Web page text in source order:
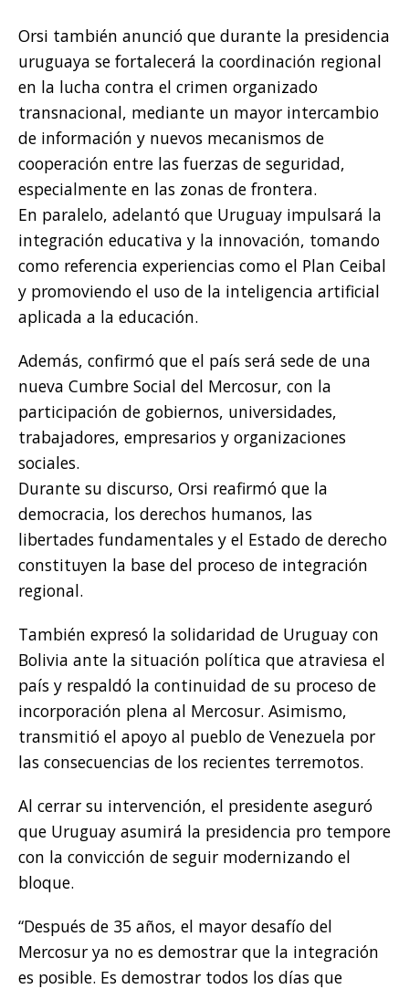
Orsi también anunció que durante la presidencia
uruguaya se fortalecerá la coordinación regional
en la lucha contra el crimen organizado
transnacional, mediante un mayor intercambio
de información y nuevos mecanismos de
cooperación entre las fuerzas de seguridad,
especialmente en las zonas de frontera.
En paralelo, adelantó que Uruguay impulsará la
integración educativa y la innovación, tomando
como referencia experiencias como el Plan Ceibal
y promoviendo el uso de la inteligencia artificial
aplicada a la educación.
Además, confirmó que el país será sede de una
nueva Cumbre Social del Mercosur, con la
participación de gobiernos, universidades,
trabajadores, empresarios y organizaciones
sociales.
Durante su discurso, Orsi reafirmó que la
democracia, los derechos humanos, las
libertades fundamentales y el Estado de derecho
constituyen la base del proceso de integración
regional.
También expresó la solidaridad de Uruguay con
Bolivia ante la situación política que atraviesa el
país y respaldó la continuidad de su proceso de
incorporación plena al Mercosur. Asimismo,
transmitió el apoyo al pueblo de Venezuela por
las consecuencias de los recientes terremotos.
Al cerrar su intervención, el presidente aseguró
que Uruguay asumirá la presidencia pro tempore
con la convicción de seguir modernizando el
bloque.
“Después de 35 años, el mayor desafío del
Mercosur ya no es demostrar que la integración
es posible. Es demostrar todos los días que